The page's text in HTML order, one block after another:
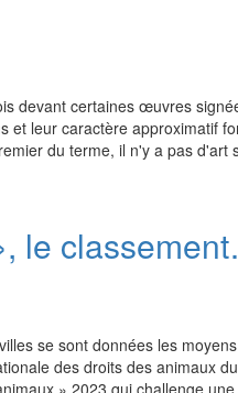
devant certaines œuvres
et leur caractère approximatif
du terme, il n'y a pas d'art
le
se sont données les
des droits des animaux
» 2023 qui challenge